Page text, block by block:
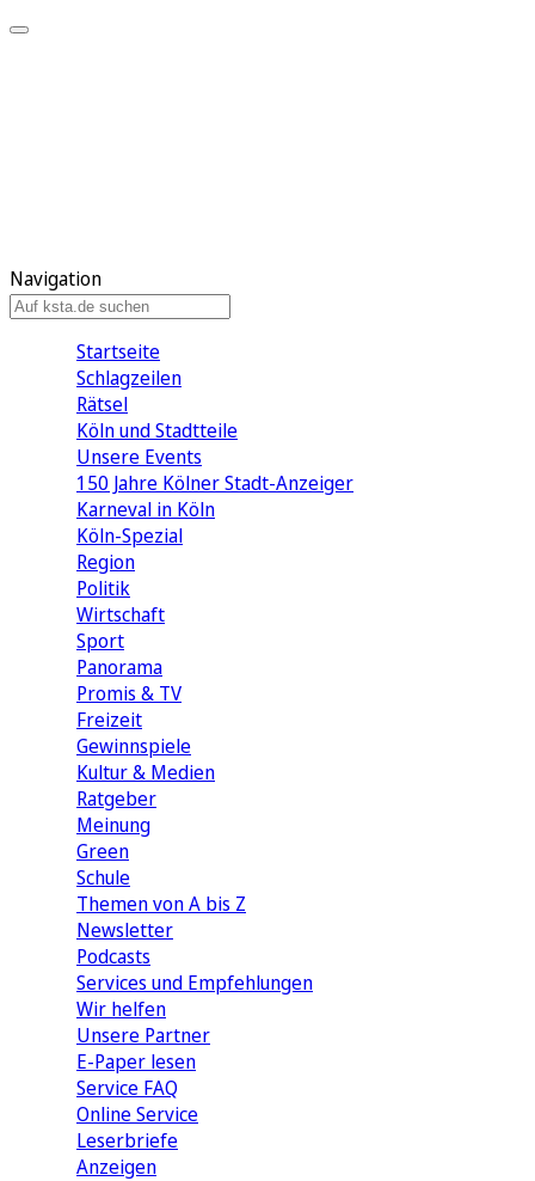
Navigation
Startseite
Schlagzeilen
Rätsel
Köln und Stadtteile
Unsere Events
150 Jahre Kölner Stadt-Anzeiger
Karneval in Köln
Köln-Spezial
Region
Politik
Wirtschaft
Sport
Panorama
Promis & TV
Freizeit
Gewinnspiele
Kultur & Medien
Ratgeber
Meinung
Green
Schule
Themen von A bis Z
Newsletter
Podcasts
Services und Empfehlungen
Wir helfen
Unsere Partner
E-Paper lesen
Service FAQ
Online Service
Leserbriefe
Anzeigen